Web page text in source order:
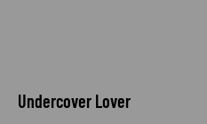
Undercover Lover